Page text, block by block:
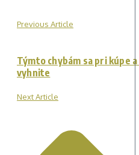
Previous Article
Týmto chybám sa pri kúpe
vyhnite
Next Article